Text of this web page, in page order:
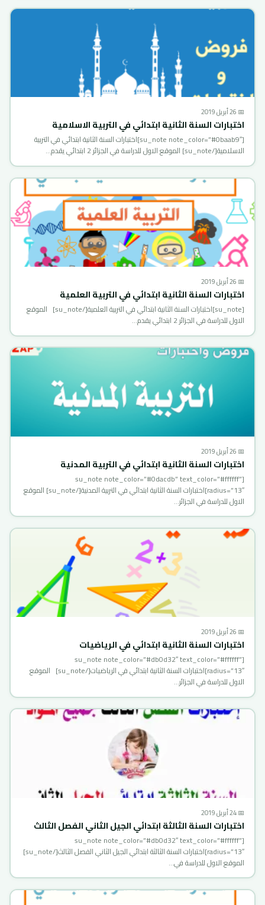
📅 26 أبريل 2019
اختبارات السنة الثانية ابتدائي في التربية الاسلامية
[su_note note_color=”#0baab9″]اختبارات السنة الثانية ابتدائي في التربية
الاسلامية[/su_note] الموقع الاول للدراسة في الجزائر 2 ابتدائي يقدم…
📅 26 أبريل 2019
اختبارات السنة الثانية ابتدائي في التربية العلمية
[su_note]اختبارات السنة الثانية ابتدائي في التربية العلمية[/su_note] الموقع
الاول للدراسة في الجزائر 2 ابتدائي يقدم…
📅 26 أبريل 2019
اختبارات السنة الثانية ابتدائي في التربية المدنية
[su_note note_color=”#0dacdb” text_color=”#ffffff”
radius=”13″]اختبارات السنة الثانية ابتدائي في التربية المدنية[/su_note] الموقع
الاول للدراسة في الجزائر…
📅 26 أبريل 2019
اختبارات السنة الثانية ابتدائي في الرياضيات
[su_note note_color=”#db0d32″ text_color=”#ffffff”
radius=”13″]اختبارات السنة الثانية ابتدائي في الرياضيات[/su_note] الموقع
الاول للدراسة في الجزائر…
📅 24 أبريل 2019
اختبارات السنة الثالثة ابتدائي الجيل الثاني الفصل الثالث
[su_note note_color=”#db0d32″ text_color=”#ffffff”
radius=”13″]اختبارات السنة الثالثة ابتدائي الجيل الثاني الفصل الثالث[/su_note]
الموقع الاول للدراسة في…